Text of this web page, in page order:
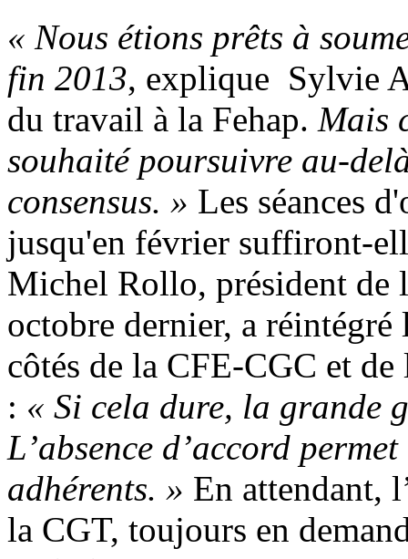
« Nous étions prêts à
fin 2013, explique Sylvie
du travail à la Fehap. Mais
souhaité poursuivre au-
consensus. » Les séances
jusqu'en février suffiront-
Michel Rollo, président de
octobre dernier, a réintégré
côtés de la CFE-CGC et
: « Si cela dure, la grande
L’absence d’accord
adhérents. » En attendant,
la CGT, toujours en